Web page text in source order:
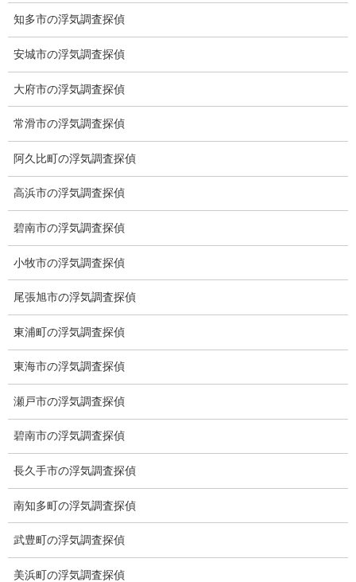
【出張面談いたします】
子供のお迎え、パート、お仕事の都合などで、お時間のない方、
ださい。
※弊社から24時間以内に返信が無い場合、再度LINE又はお電話を
お願いいたします。
カテゴリー
ブログ (496)
お知らせ (1)
トップ
知多市の浮気調査探偵
安城市の浮気調査探偵
大府市の浮気調査探偵
常滑市の浮気調査探偵
阿久比町の浮気調査探偵
高浜市の浮気調査探偵
碧南市の浮気調査探偵
小牧市の浮気調査探偵
尾張旭市の浮気調査探偵
東浦町の浮気調査探偵
東海市の浮気調査探偵
瀬戸市の浮気調査探偵
碧南市の浮気調査探偵
長久手市の浮気調査探偵
南知多町の浮気調査探偵
武豊町の浮気調査探偵
美浜町の浮気調査探偵